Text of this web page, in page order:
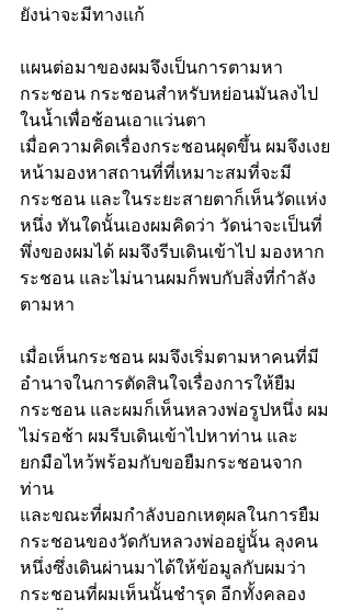
ยังน่าจะมีทางแก้
แผนต่อมาของผมจึงเป็นการตามหา
กระชอน กระชอนสำหรับหย่อนมันลงไป
ในน้ำเพื่อช้อนเอาแว่นตา
เมื่อความคิดเรื่องกระชอนผุดขึ้น ผมจึงเงย
หน้ามองหาสถานที่ที่เหมาะสมที่จะมี
กระชอน และในระยะสายตาก็เห็นวัดแห่ง
หนึ่ง ทันใดนั้นเองผมคิดว่า วัดน่าจะเป็นที่
พึ่งของผมได้ ผมจึงรีบเดินเข้าไป มองหาก
ระชอน และไม่นานผมก็พบกับสิ่งที่กำลัง
ตามหา
เมื่อเห็นกระชอน ผมจึงเริ่มตามหาคนที่มี
อำนาจในการตัดสินใจเรื่องการให้ยืม
กระชอน และผมก็เห็นหลวงพ่อรูปหนึ่ง ผม
ไม่รอช้า ผมรีบเดินเข้าไปหาท่าน และ
ยกมือไหว้พร้อมกับขอยืมกระชอนจาก
ท่าน
และขณะที่ผมกำลังบอกเหตุผลในการยืม
กระชอนของวัดกับหลวงพ่ออยู่นั้น ลุงคน
หนึ่งซึ่งเดินผ่านมาได้ให้ข้อมูลกับผมว่า
กระชอนที่ผมเห็นนั้นชำรุด อีกทั้งคลอง